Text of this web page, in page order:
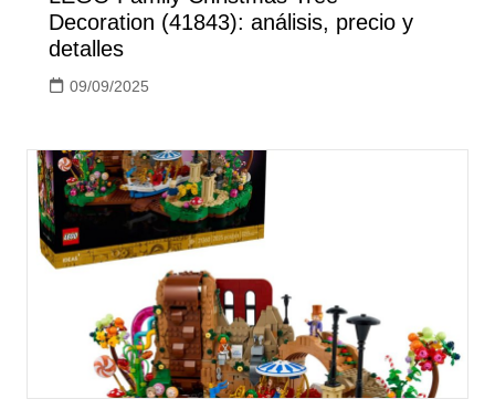
Decoration (41843): análisis, precio y
detalles
09/09/2025